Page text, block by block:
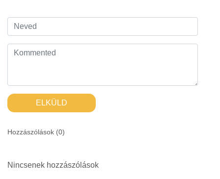
ELKÜLD
Hozzászólások (0)
Nincsenek hozzászólások